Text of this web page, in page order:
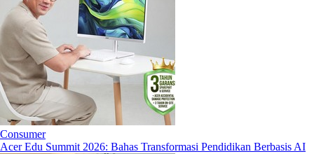
Consumer
Acer Edu Summit 2026: Bahas Transformasi Pendidikan Berbasis AI